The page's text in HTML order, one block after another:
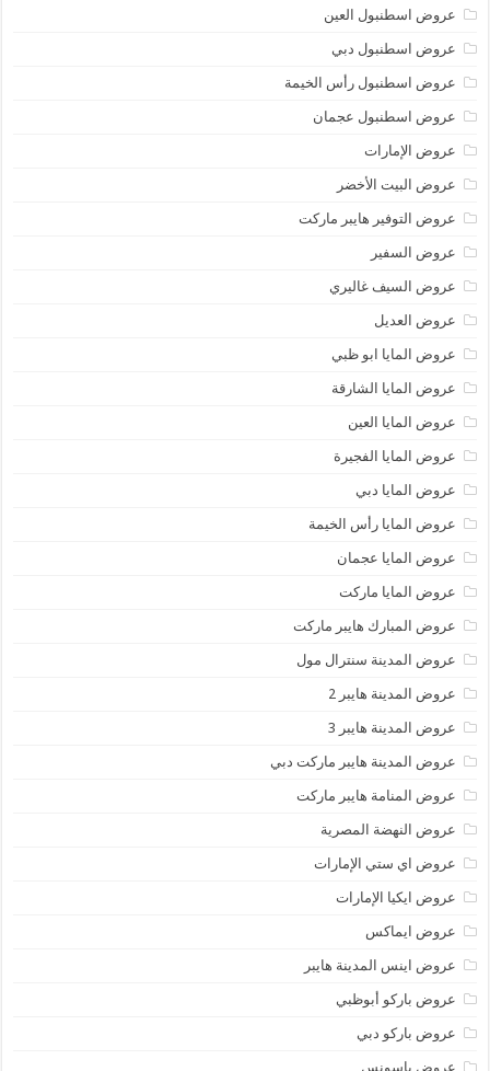
عروض اسطنبول العين
عروض اسطنبول دبي
عروض اسطنبول رأس الخيمة
عروض اسطنبول عجمان
عروض الإمارات
عروض البيت الأخضر
عروض التوفير هايبر ماركت
عروض السفير
عروض السيف غاليري
عروض العديل
عروض المايا ابو ظبي
عروض المايا الشارقة
عروض المايا العين
عروض المايا الفجيرة
عروض المايا دبي
عروض المايا رأس الخيمة
عروض المايا عجمان
عروض المايا ماركت
عروض المبارك هايبر ماركت
عروض المدينة سنترال مول
عروض المدينة هايبر 2
عروض المدينة هايبر 3
عروض المدينة هايبر ماركت دبي
عروض المنامة هايبر ماركت
عروض النهضة المصرية
عروض اي ستي الإمارات
عروض ايكيا الإمارات
عروض ايماكس
عروض اينس المدينة هايبر
عروض باركو أبوظبي
عروض باركو دبي
عروض باسونس